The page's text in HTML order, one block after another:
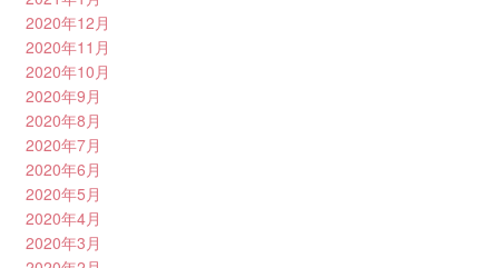
2020年12月
2020年11月
2020年10月
2020年9月
2020年8月
2020年7月
2020年6月
2020年5月
2020年4月
2020年3月